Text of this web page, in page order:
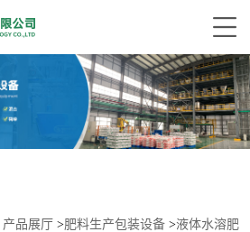
产品展厅 >肥料生产包装设备 >液体水溶肥